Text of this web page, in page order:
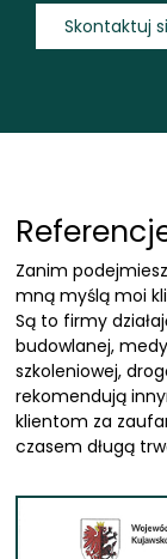
Skontaktuj
Zanim
mną myślą moi
Są to firmy
budowlanej,
szkoleniowej,
rekomendują
klientom za
czasem długą